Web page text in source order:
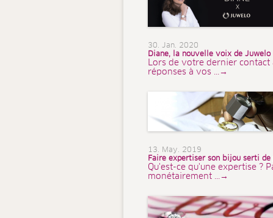
30. Jan. 2020
Diane, la nouvelle voix de Juwelo
Lors de votre dernier contact
réponses à vos ...→
13. May. 2019
Faire expertiser son bijou serti
Qu'est-ce qu'une expertise ?
monétairement ...→